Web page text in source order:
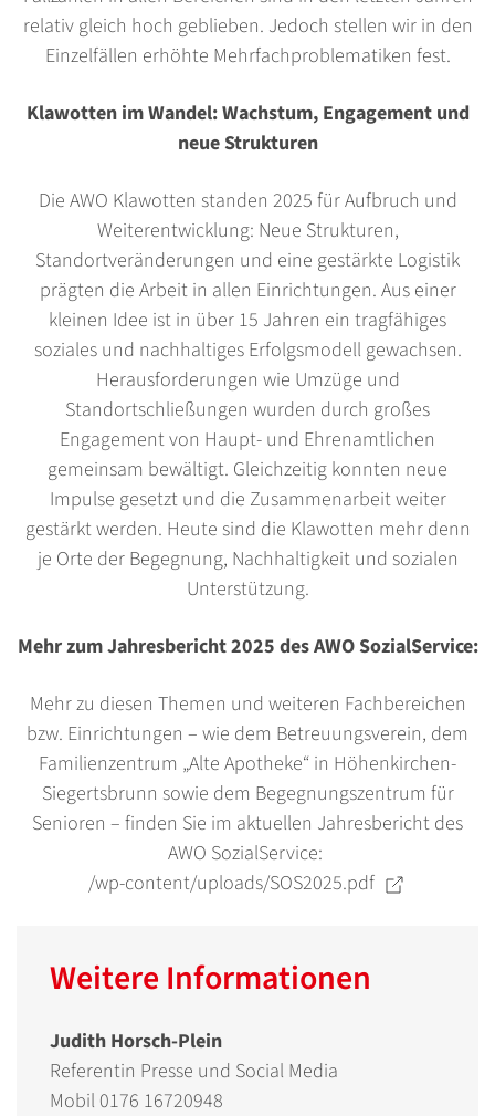
relativ gleich hoch geblieben. Jedoch stellen wir in den
Einzelfällen erhöhte Mehrfachproblematiken fest.
Klawotten im Wandel: Wachstum, Engagement und
neue Strukturen
Die AWO Klawotten standen 2025 für Aufbruch und
Weiterentwicklung: Neue Strukturen,
Standortveränderungen und eine gestärkte Logistik
prägten die Arbeit in allen Einrichtungen. Aus einer
kleinen Idee ist in über 15 Jahren ein tragfähiges
soziales und nachhaltiges Erfolgsmodell gewachsen.
Herausforderungen wie Umzüge und
Standortschließungen wurden durch großes
Engagement von Haupt- und Ehrenamtlichen
gemeinsam bewältigt. Gleichzeitig konnten neue
Impulse gesetzt und die Zusammenarbeit weiter
gestärkt werden. Heute sind die Klawotten mehr denn
je Orte der Begegnung, Nachhaltigkeit und sozialen
Unterstützung.
Mehr zum Jahresbericht 2025 des AWO SozialService:
Mehr zu diesen Themen und weiteren Fachbereichen
bzw. Einrichtungen – wie dem Betreuungsverein, dem
Familienzentrum „Alte Apotheke“ in Höhenkirchen-
Siegertsbrunn sowie dem Begegnungszentrum für
Senioren – finden Sie im aktuellen Jahresbericht des
AWO SozialService:
/wp-content/uploads/SOS2025.pdf
Weitere Informationen
Judith Horsch-Plein
Referentin Presse und Social Media
Mobil 0176 16720948